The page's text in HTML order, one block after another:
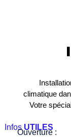
climatique
Votre
Infos UTILES
Ouverture :